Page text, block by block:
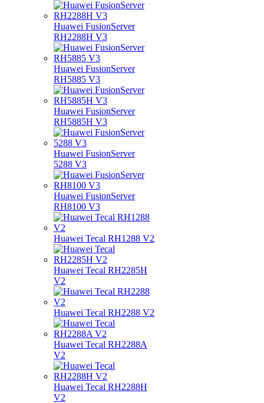
Huawei FusionServer
RH2288H V3
Huawei FusionServer
RH5885 V3
Huawei FusionServer
RH5885H V3
Huawei FusionServer
5288 V3
Huawei FusionServer
RH8100 V3
Huawei Tecal RH1288 V2
Huawei Tecal RH2285H
V2
Huawei Tecal RH2288 V2
Huawei Tecal RH2288A
V2
Huawei Tecal RH2288H
V2